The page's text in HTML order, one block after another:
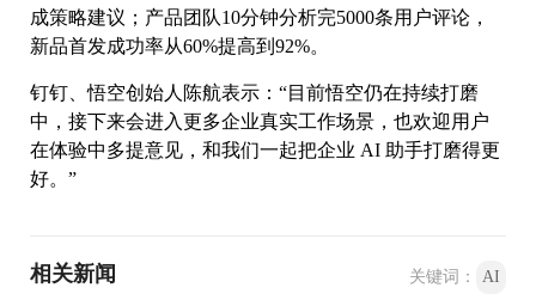
成策略建议；产品团队10分钟分析完5000条用户评论，
新品首发成功率从60%提高到92%。
钉钉、悟空创始人陈航表示：“目前悟空仍在持续打磨
中，接下来会进入更多企业真实工作场景，也欢迎用户
在体验中多提意见，和我们一起把企业 AI 助手打磨得更
好。”
相关新闻 关键词： AI